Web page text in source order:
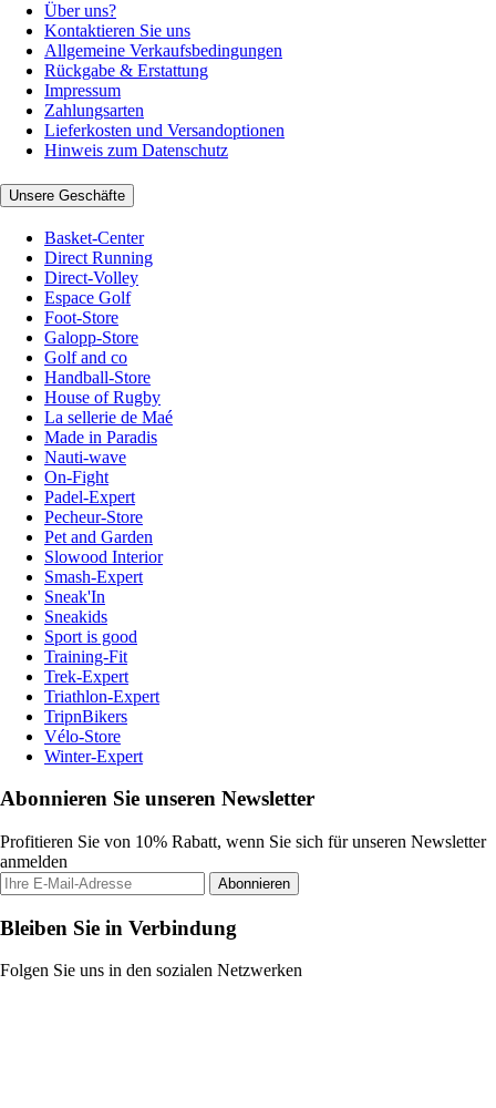
Über uns?
Kontaktieren Sie uns
Allgemeine Verkaufsbedingungen
Rückgabe & Erstattung
Impressum
Zahlungsarten
Lieferkosten und Versandoptionen
Hinweis zum Datenschutz
Unsere Geschäfte
Basket-Center
Direct Running
Direct-Volley
Espace Golf
Foot-Store
Galopp-Store
Golf and co
Handball-Store
House of Rugby
La sellerie de Maé
Made in Paradis
Nauti-wave
On-Fight
Padel-Expert
Pecheur-Store
Pet and Garden
Slowood Interior
Smash-Expert
Sneak'In
Sneakids
Sport is good
Training-Fit
Trek-Expert
Triathlon-Expert
TripnBikers
Vélo-Store
Winter-Expert
Abonnieren Sie unseren Newsletter
Profitieren Sie von 10% Rabatt, wenn Sie sich für unseren Newsletter
anmelden
Abonnieren
Bleiben Sie in Verbindung
Folgen Sie uns in den sozialen Netzwerken